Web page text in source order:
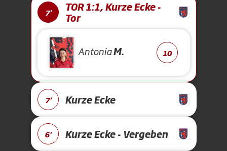
7'
TOR 1:1, Kurze Ecke -
Tor
AntoniaM. 10
7' Kurze Ecke
6' Kurze Ecke - Vergeben